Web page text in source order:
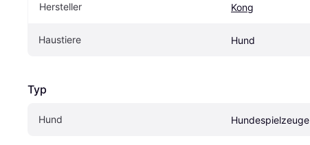
Hersteller Kong
Haustiere Hund
Typ
Hund Hundespielzeuge